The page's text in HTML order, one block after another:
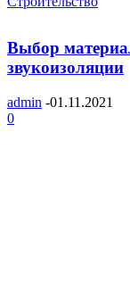
Выбор
звукоизоляции
admin -01.11.2021
0